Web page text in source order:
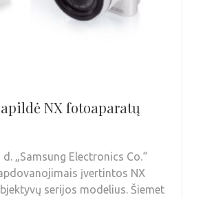
NX fotoaparatų
„Samsung Electronics Co.“
įvertintos NX
serijos modelius. Šiemet